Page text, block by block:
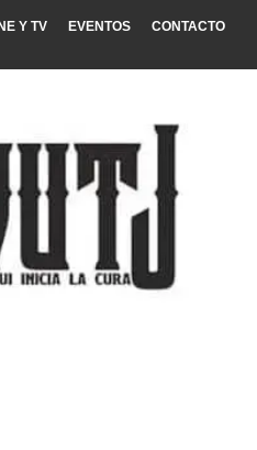
Y TV EVENTOS CONTACTO